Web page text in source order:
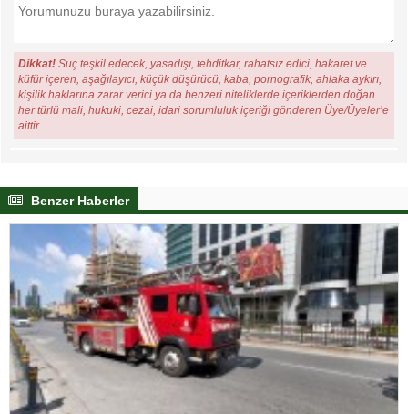
Dikkat! Suç teşkil edecek, yasadışı, tehditkar, rahatsız edici, hakaret ve
küfür içeren, aşağılayıcı, küçük düşürücü, kaba, pornografik, ahlaka aykırı,
kişilik haklarına zarar verici ya da benzeri niteliklerde içeriklerden doğan
her türlü mali, hukuki, cezai, idari sorumluluk içeriği gönderen Üye/Üyeler’e
aittir.
Benzer Haberler